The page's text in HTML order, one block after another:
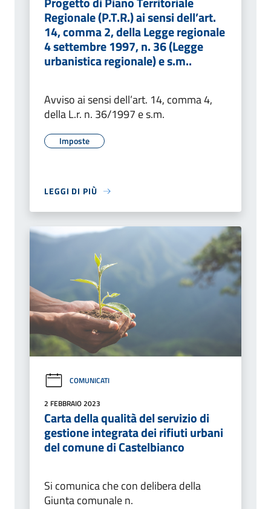
Regionale (P.T.R.) ai sensi dell’art.
14, comma 2, della Legge regionale
4 settembre 1997, n. 36 (Legge
urbanistica regionale) e s.m..
Avviso ai sensi dell’art. 14, comma 4,
della L.r. n. 36/1997 e s.m.
Imposte
LEGGI DI PIÙ
COMUNICATI
2 FEBBRAIO 2023
Carta della qualità del servizio di
gestione integrata dei rifiuti urbani
del comune di Castelbianco
Si comunica che con delibera della
Giunta comunale n.